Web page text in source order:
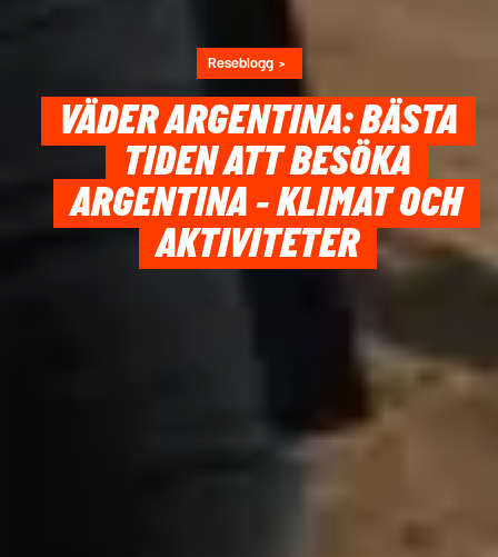
Reseblogg
VÄDER ARGENTINA: BÄSTA
TIDEN ATT BESÖKA
ARGENTINA - KLIMAT OCH
AKTIVITETER